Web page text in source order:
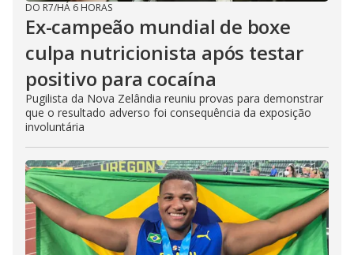
DO R7/HÁ 6 HORAS
Ex-campeão mundial de boxe
culpa nutricionista após testar
positivo para cocaína
Pugilista da Nova Zelândia reuniu provas para demonstrar
que o resultado adverso foi consequência da exposição
involuntária